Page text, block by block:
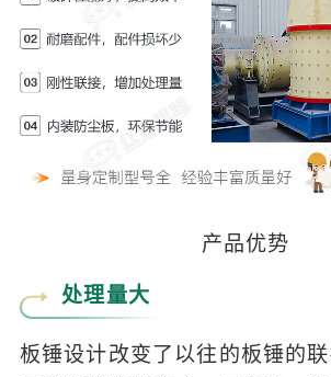
产品优势
处理量大
板锤设计改变了以往的板锤的